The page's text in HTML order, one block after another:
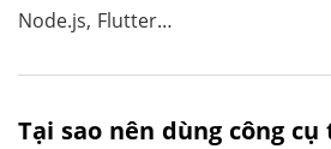
Node.js, Flutter…
Tại sao nên dùng công cụ